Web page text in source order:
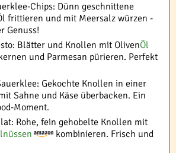
Chips: Dünn geschnittene
frittieren und mit Meersalz würzen -
Genuss!
Blätter und Knollen mit OlivenÖl
und Parmesan pürieren. Perfekt
Gekochte Knollen in einer
Sahne und Käse überbacken. Ein
Moment.
Rohe, fein gehobelte Knollen mit
kombinieren. Frisch und